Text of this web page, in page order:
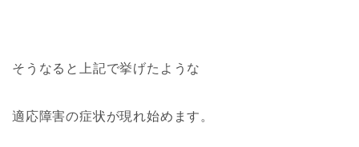
そうなると上記で挙げたような
適応障害の症状が現れ始めます。